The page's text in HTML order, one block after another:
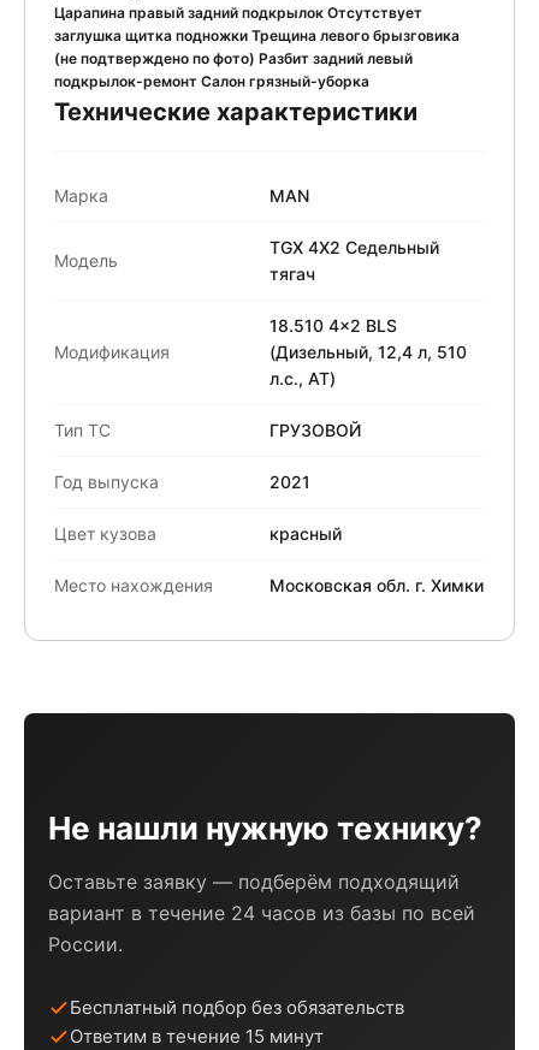
Царапина правый задний подкрылок Отсутствует
заглушка щитка подножки Трещина левого брызговика
(не подтверждено по фото) Разбит задний левый
подкрылок-ремонт Салон грязный-уборка
Технические характеристики
Марка MAN
Модель
TGX 4X2 Седельный
тягач
Модификация
18.510 4x2 BLS
(Дизельный, 12,4 л, 510
л.с., АТ)
Тип ТС ГРУЗОВОЙ
Год выпуска 2021
Цвет кузова красный
Место нахождения Московская обл. г. Химки
Не нашли нужную технику?
Оставьте заявку — подберём подходящий
вариант в течение 24 часов из базы по всей
России.
Бесплатный подбор без обязательств
Ответим в течение 15 минут